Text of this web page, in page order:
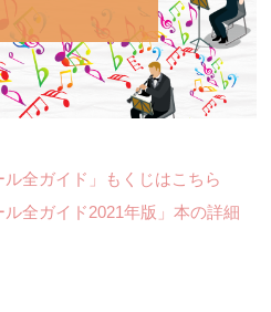
ル全ガイド」もくじはこちら
ル全ガイド2021年版」本の詳細